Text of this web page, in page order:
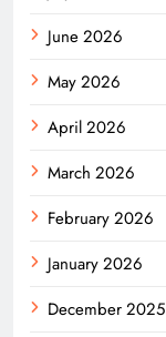
June 2026
May 2026
April 2026
March 2026
February 2026
January 2026
December 2025